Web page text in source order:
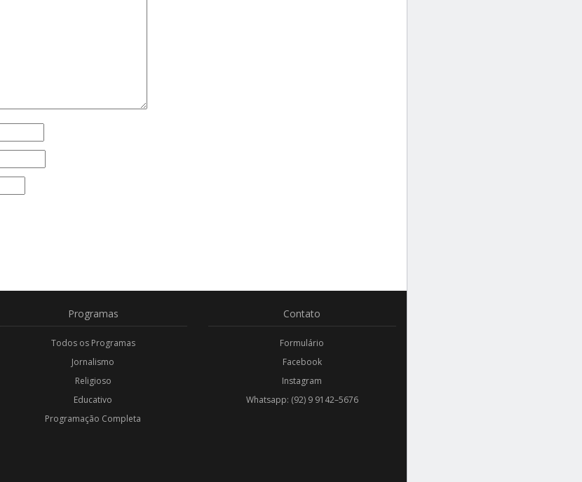
Programas
Todos os Programas
Jornalismo
Religioso
Educativo
Programação Completa
Contato
Formulário
Facebook
Instagram
Whatsapp: (92) 9 9142–5676